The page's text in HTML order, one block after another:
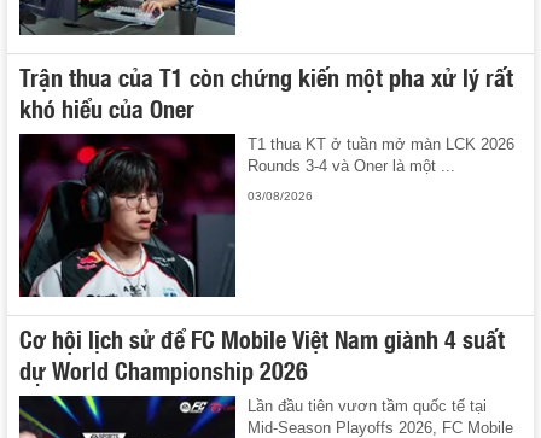
Trận thua của T1 còn chứng kiến một pha xử lý rất
khó hiểu của Oner
T1 thua KT ở tuần mở màn LCK 2026
Rounds 3-4 và Oner là một ...
03/08/2026
Cơ hội lịch sử để FC Mobile Việt Nam giành 4 suất
dự World Championship 2026
Lần đầu tiên vươn tầm quốc tế tại
Mid-Season Playoffs 2026, FC Mobile